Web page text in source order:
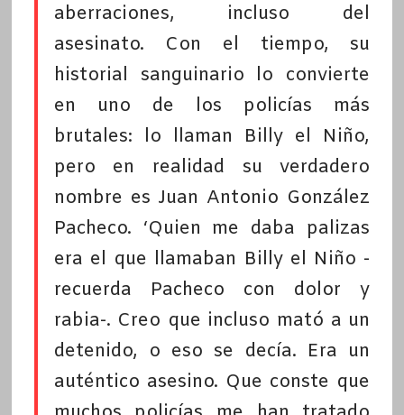
aberraciones, incluso del
asesinato. Con el tiempo, su
historial sanguinario lo convierte
en uno de los policías más
brutales: lo llaman Billy el Niño,
pero en realidad su verdadero
nombre es Juan Antonio González
Pacheco. ‘Quien me daba palizas
era el que llamaban Billy el Niño -
recuerda Pacheco con dolor y
rabia-. Creo que incluso mató a un
detenido, o eso se decía. Era un
auténtico asesino. Que conste que